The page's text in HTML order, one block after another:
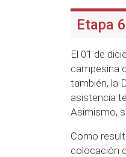
Etapa
El 01 de
campesina
también, la
asistencia
Asimismo,
Como
colocación